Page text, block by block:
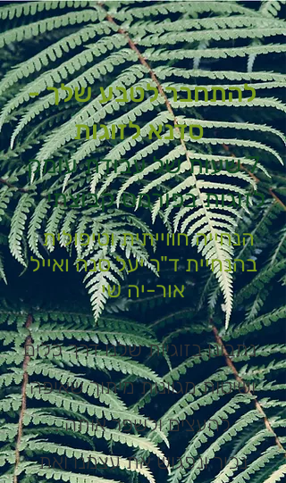
להתחבר לטבע שלך -
סדנא לזוגות
7 שעות של עבודת עומק
לזוגות בפורמט קבוצתי
הנחייהחווייתיתוטיפולית
בהנחיית ד"ר יעל סנה ואייל
אור-יה שי
נתבונן בזוגיות שלנו דרך כלים
ושיטות מגוונות מיתוך שאיפה
להעצים ולשפר אותה .
נכיר ונפגוש את עצמנו ואת